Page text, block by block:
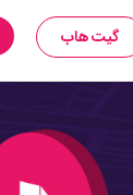
گیت‌هاب